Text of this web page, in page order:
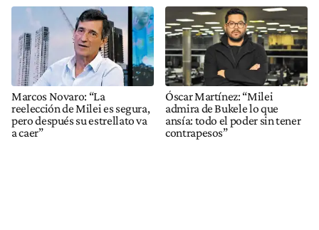
Marcos Novaro: “La
reelección de Milei es segura,
pero después su estrellato va
a caer”
Óscar Martínez: “Milei
admira de Bukele lo que
ansía: todo el poder sin tener
contrapesos”